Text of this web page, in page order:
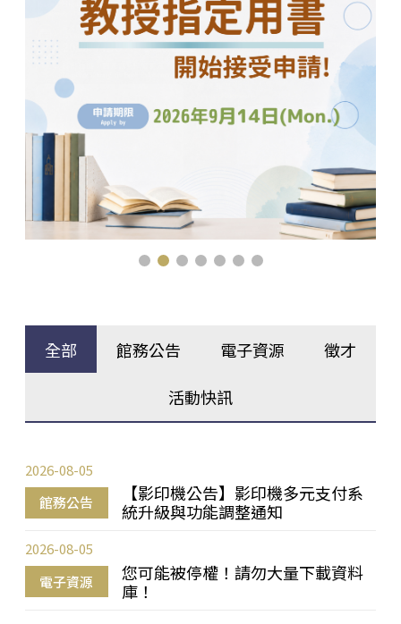
全部 館務公告 電子資源 徵才
活動快訊
館務公告
【影印機公告】影印機多元支付系
統升級與功能調整通知
2026-08-05
電子資源
您可能被停權！請勿大量下載資料
庫！
2026-08-05